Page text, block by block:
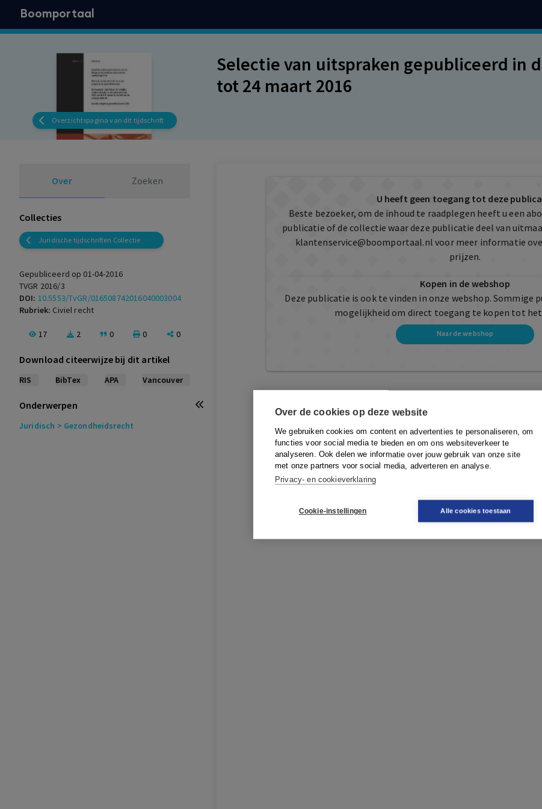
Over de cookies op deze website
We gebruiken cookies om content en advertenties te personaliseren, om
functies voor social media te bieden en om ons websiteverkeer te
analyseren. Ook delen we informatie over jouw gebruik van onze site
met onze partners voor social media, adverteren en analyse.
Privacy- en cookieverklaring
Cookie-instellingen Alle cookies toestaan
Boomportaal
Overzichtspagina van dit tijdschrift
Selectie van uitspraken gepubliceerd in
tot 24 maart 2016
Over Zoeken
Collecties
Juridische tijdschriften Collectie
Gepubliceerd op 01-04-2016
TVGR 2016/3
DOI: 10.5553/TvGR/016508742016040003004
Rubriek: Civiel recht
17 2 0 0 0
Download citeerwijze bij dit artikel
RIS BibTex APA Vancouver
Onderwerpen
Juridisch > Gezondheidsrecht
U heeft geen toegang tot deze
Beste bezoeker, om de inhoud te raadplegen heeft u een
publicatie of de collectie waar deze publicatie deel van
klantenservice@boomportaal.nl voor meer informatie
prijzen.
Kopen in de webshop
Deze publicatie is ook te vinden in onze webshop. Sommige
mogelijkheid om direct toegang te kopen tot
Naar de webshop